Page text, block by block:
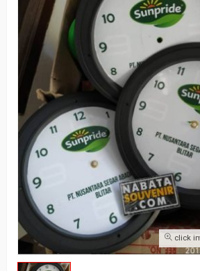
click